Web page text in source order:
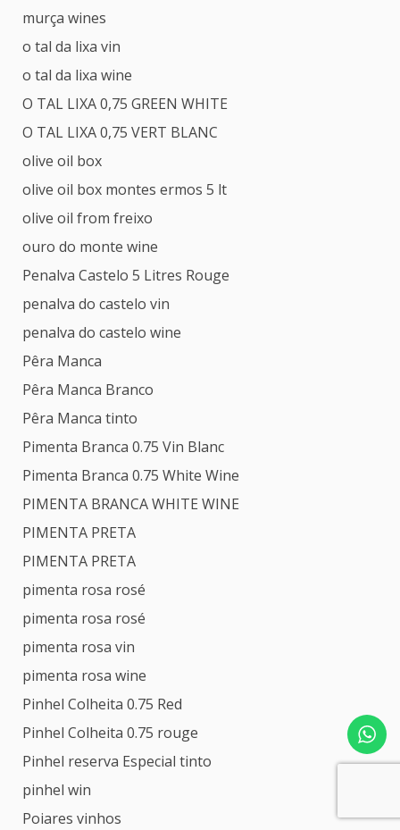
murça wines
o tal da lixa vin
o tal da lixa wine
O TAL LIXA 0,75 GREEN WHITE
O TAL LIXA 0,75 VERT BLANC
olive oil box
olive oil box montes ermos 5 lt
olive oil from freixo
ouro do monte wine
Penalva Castelo 5 Litres Rouge
penalva do castelo vin
penalva do castelo wine
Pêra Manca
Pêra Manca Branco
Pêra Manca tinto
Pimenta Branca 0.75 Vin Blanc
Pimenta Branca 0.75 White Wine
PIMENTA BRANCA WHITE WINE
PIMENTA PRETA
PIMENTA PRETA
pimenta rosa rosé
pimenta rosa rosé
pimenta rosa vin
pimenta rosa wine
Pinhel Colheita 0.75 Red
Pinhel Colheita 0.75 rouge
Pinhel reserva Especial tinto
pinhel win
Poiares vinhos